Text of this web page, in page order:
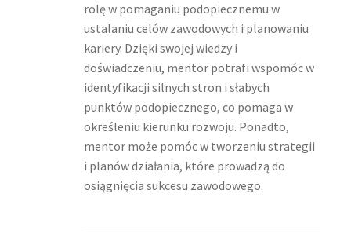
rolę w pomaganiu podopiecznemu w
ustalaniu celów zawodowych i planowaniu
kariery. Dzięki swojej wiedzy i
doświadczeniu, mentor potrafi wspomóc w
identyfikacji silnych stron i słabych
punktów podopiecznego, co pomaga w
określeniu kierunku rozwoju. Ponadto,
mentor może pomóc w tworzeniu strategii
i planów działania, które prowadzą do
osiągnięcia sukcesu zawodowego.